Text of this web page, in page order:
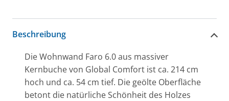
Beschreibung
Die Wohnwand Faro 6.0 aus massiver
Kernbuche von Global Comfort ist ca. 214 cm
hoch und ca. 54 cm tief. Die geölte Oberfläche
betont die natürliche Schönheit des Holzes